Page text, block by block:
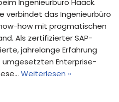
Ingenieurbüro Haack.
verbindet das Ingenieurbüro
how mit pragmatischen
Als zertifizierter SAP-
jahrelange Erfahrung
umgesetzten Enterprise-
Weiterlesen »